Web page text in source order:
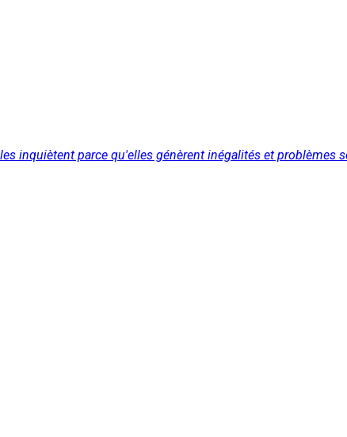
inquiètent parce qu'elles génèrent inégalités et problèmes